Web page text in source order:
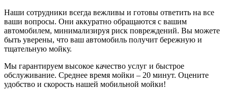
Наши сотрудники всегда вежливы и готовы ответить на все
ваши вопросы. Они аккуратно обращаются с вашим
автомобилем, минимализируя риск повреждений. Вы можете
быть уверены, что ваш автомобиль получит бережную и
тщательную мойку.
Мы гарантируем высокое качество услуг и быстрое
обслуживание. Среднее время мойки – 20 минут. Оцените
удобство и скорость нашей мобильной мойки!